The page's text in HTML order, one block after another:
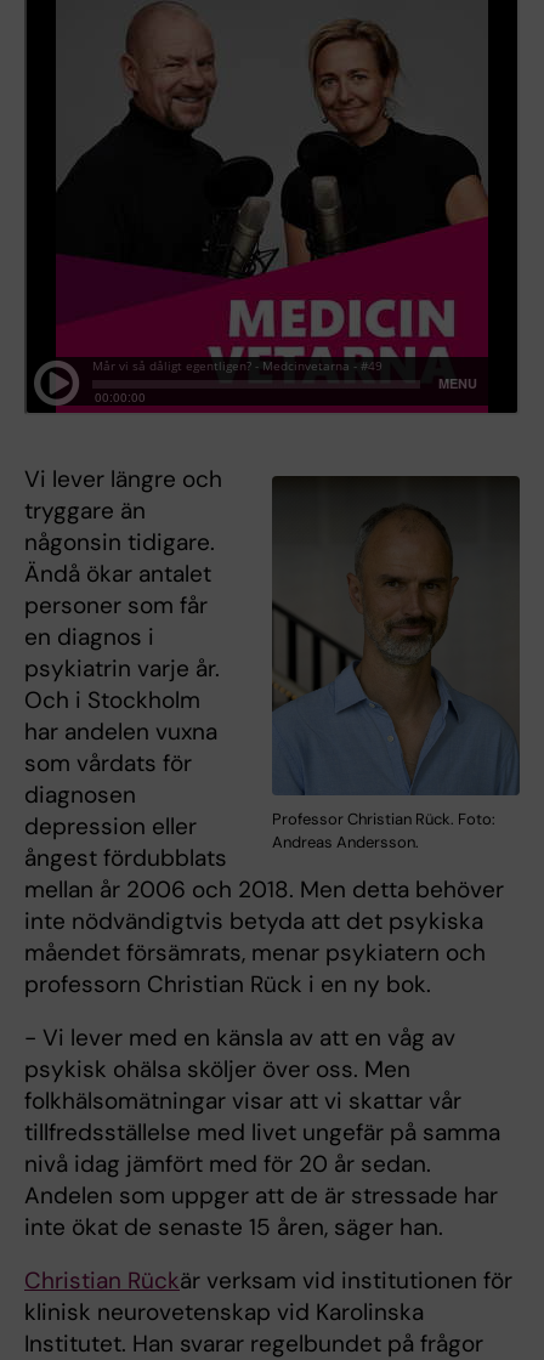
Professor Christian Rück. Foto:
Andreas Andersson.
Vi lever längre och
tryggare än
någonsin tidigare.
Ändå ökar antalet
personer som får
en diagnos i
psykiatrin varje år.
Och i Stockholm
har andelen vuxna
som vårdats för
diagnosen
depression eller
ångest fördubblats
mellan år 2006 och 2018. Men detta behöver
inte nödvändigtvis betyda att det psykiska
måendet försämrats, menar psykiatern och
professorn Christian Rück i en ny bok.
- Vi lever med en känsla av att en våg av
psykisk ohälsa sköljer över oss. Men
folkhälsomätningar visar att vi skattar vår
tillfredsställelse med livet ungefär på samma
nivå idag jämfört med för 20 år sedan.
Andelen som uppger att de är stressade har
inte ökat de senaste 15 åren, säger han.
Christian Rückär verksam vid institutionen för
klinisk neurovetenskap vid Karolinska
Institutet. Han svarar regelbundet på frågor